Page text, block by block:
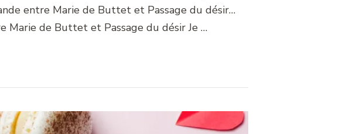
entre Marie de Buttet et Passage du désir…
Marie de Buttet et Passage du désir Je …